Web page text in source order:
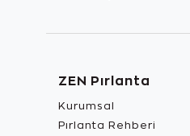
ZEN Pırlanta
Kurumsal
Pırlanta Rehberi